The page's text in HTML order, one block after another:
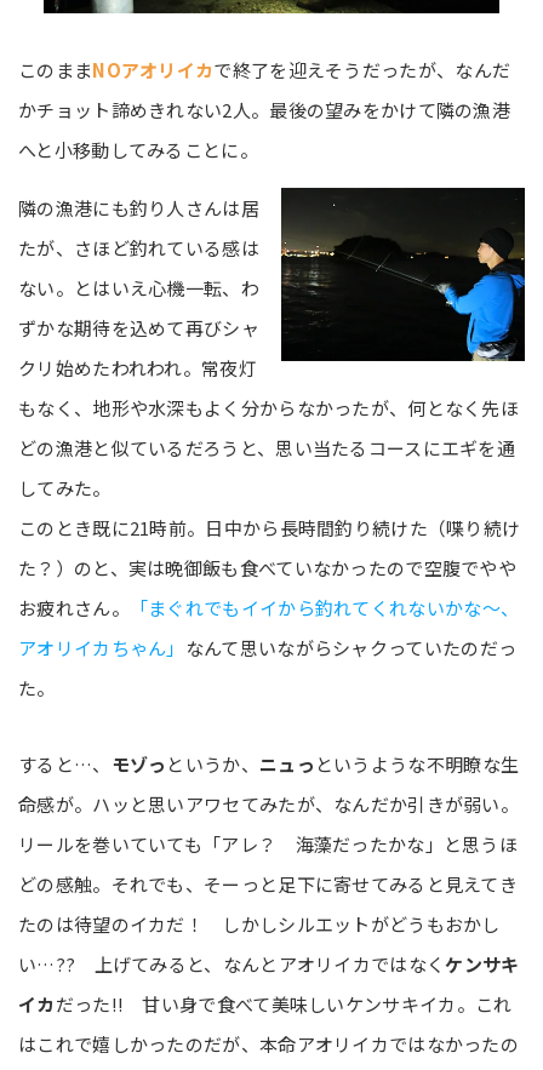
このままNOアオリイカで終了を迎えそうだったが、なんだ
かチョット諦めきれない2人。最後の望みをかけて隣の漁港
へと小移動してみることに。
隣の漁港にも釣り人さんは居
たが、さほど釣れている感は
ない。とはいえ心機一転、わ
ずかな期待を込めて再びシャ
クリ始めたわれわれ。常夜灯
もなく、地形や水深もよく分からなかったが、何となく先ほ
どの漁港と似ているだろうと、思い当たるコースにエギを通
してみた。
このとき既に21時前。日中から長時間釣り続けた（喋り続け
た？）のと、実は晩御飯も食べていなかったので空腹でやや
お疲れさん。
「まぐれでもイイから釣れてくれないかな～、
アオリイカちゃん」 なんて思いながらシャクっていたのだっ
た。
すると…、 モゾっ というか、 ニュっ というような不明瞭な生
命感が。ハッと思いアワセてみたが、なんだか引きが弱い。
リールを巻いていても「アレ？ 海藻だったかな」と思うほ
どの感触。それでも、そーっと足下に寄せてみると見えてき
たのは待望のイカだ！ しかしシルエットがどうもおかし
い…?? 上げてみると、なんとアオリイカではなくケンサキ
イカだった!! 甘い身で食べて美味しいケンサキイカ。これ
はこれで嬉しかったのだが、本命アオリイカではなかったの